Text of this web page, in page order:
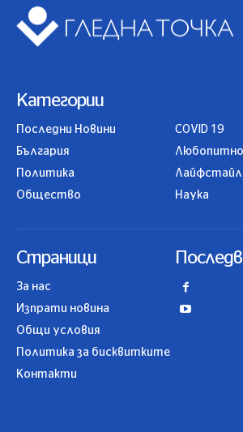
Категории
Последни Новини
България
Политика
Общество
COVID 19
Любопитно
Лайфстайл
Наука
Страници
За нас
Изпрати новина
Общи условия
Политика за бисквитките
Контакти